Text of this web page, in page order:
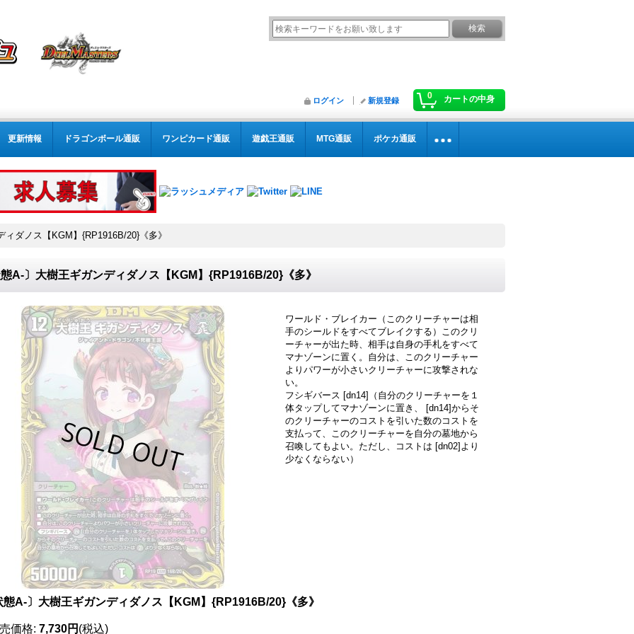
0 カートの中身
ログイン 新規登録
更新情報 ドラゴンボール通販 ワンピカード通販 遊戯王通販 MTG通販 ポケカ通販
ダノス【KGM】{RP1916B/20}《多》
A-〕大樹王ギガンディダノス【KGM】{RP1916B/20}《多》
ワールド・ブレイカー（このクリーチャーは相
手のシールドをすべてブレイクする）このクリ
ーチャーが出た時、相手は自身の手札をすべて
マナゾーンに置く。自分は、このクリーチャー
よりパワーが小さいクリーチャーに攻撃されな
い。
フシギバース [dn14]（自分のクリーチャーを１
体タップしてマナゾーンに置き、 [dn14]からそ
のクリーチャーのコストを引いた数のコストを
支払って、このクリーチャーを自分の墓地から
召喚してもよい。ただし、コストは [dn02]より
少なくならない）
態A-〕大樹王ギガンディダノス【KGM】{RP1916B/20}《多》
価格: 7,730円 (税込)